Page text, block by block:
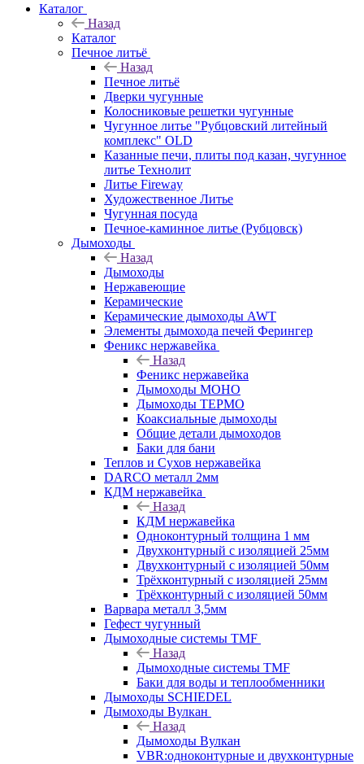
Каталог
Назад
Каталог
Печное литьё
Назад
Печное литьё
Дверки чугунные
Колосниковые решетки чугунные
Чугунное литье "Рубцовский литейный
комплекс" OLD
Казанные печи, плиты под казан, чугунное
литье Технолит
Литье Fireway
Художественное Литье
Чугунная посуда
Печное-каминное литье (Рубцовск)
Дымоходы
Назад
Дымоходы
Нержавеющие
Керамические
Керамические дымоходы AWT
Элементы дымохода печей Ферингер
Феникс нержавейка
Назад
Феникс нержавейка
Дымоходы МОНО
Дымоходы ТЕРМО
Коаксиальные дымоходы
Общие детали дымоходов
Баки для бани
Теплов и Сухов нержавейка
DARCO металл 2мм
КДМ нержавейка
Назад
КДМ нержавейка
Одноконтурный толщина 1 мм
Двухконтурный с изоляцией 25мм
Двухконтурный с изоляцией 50мм
Трёхконтурный с изоляцией 25мм
Трёхконтурный с изоляцией 50мм
Варвара металл 3,5мм
Гефест чугунный
Дымоходные системы TMF
Назад
Дымоходные системы TMF
Баки для воды и теплообменники
Дымоходы SCHIEDEL
Дымоходы Вулкан
Назад
Дымоходы Вулкан
VBR:одноконтурные и двухконтурные